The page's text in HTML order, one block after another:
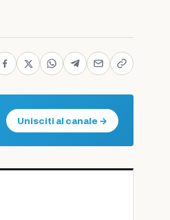
Unisciti al canale →